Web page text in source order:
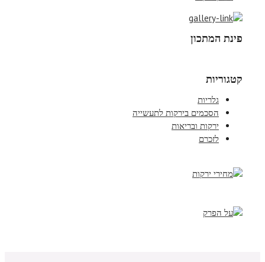
פינת המתכון
קטגוריות
גלריות
הסכמים בירקות לתעשייה
ירקות ובריאות
לזכרם